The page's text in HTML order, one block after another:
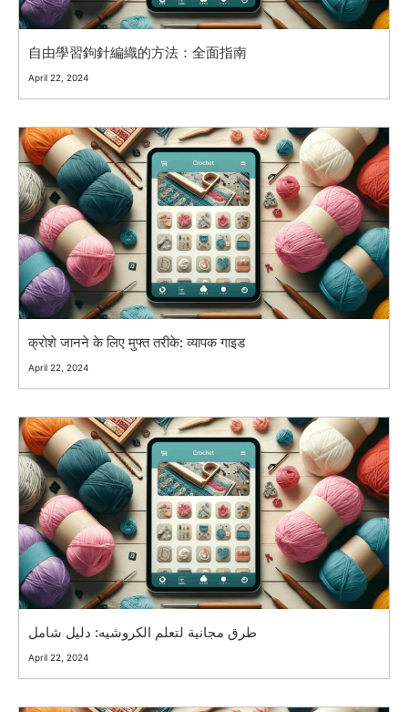
自由學習鉤針編織的方法：全面指南
April 22, 2024
क्रोशे जानने के लिए मुफ्त तरीके: व्यापक गाइड
April 22, 2024
طرق مجانية لتعلم الكروشيه: دليل شامل
April 22, 2024